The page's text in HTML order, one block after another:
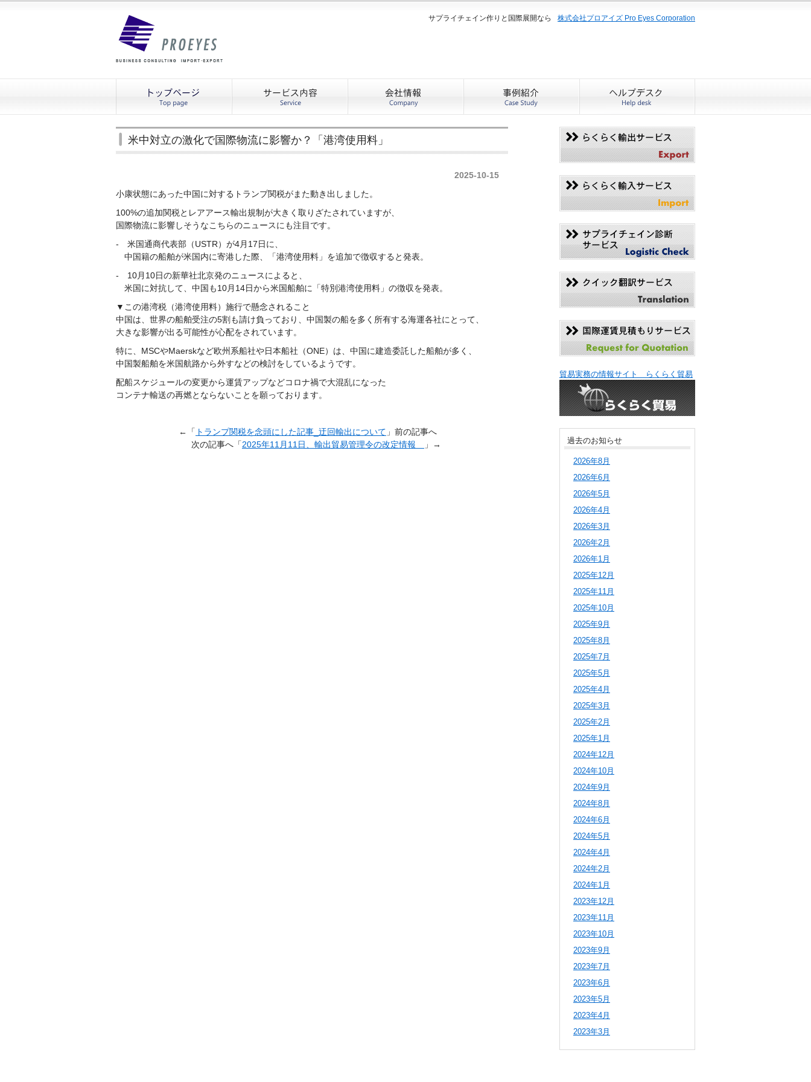
サプライチェイン作りと国際展開なら 株式会社プロアイズ Pro Eyes Corporation
米中対立の激化で国際物流に影響か？「港湾使用料」
2025-10-15
小康状態にあった中国に対するトランプ関税がまた動き出しました。
100%の追加関税とレアアース輸出規制が大きく取りざたされていますが、
国際物流に影響しそうなこちらのニュースにも注目です。
- 米国通商代表部（USTR）が4月17日に、
中国籍の船舶が米国内に寄港した際、「港湾使用料」を追加で徴収すると発表。
- 10月10日の新華社北京発のニュースによると、
米国に対抗して、中国も10月14日から米国船舶に「特別港湾使用料」の徴収を発表。
▼この港湾税（港湾使用料）施行で懸念されること
中国は、世界の船舶受注の5割も請け負っており、中国製の船を多く所有する海運各社にとって、
大きな影響が出る可能性が心配をされています。
特に、MSCやMaerskなど欧州系船社や日本船社（ONE）は、中国に建造委託した船舶が多く、
中国製船舶を米国航路から外すなどの検討をしているようです。
配船スケジュールの変更から運賃アップなどコロナ禍で大混乱になった
コンテナ輸送の再燃とならないことを願っております。
←「 トランプ関税を念頭にした記事_迂回輸出について 」前の記事へ
次の記事へ「2025年11月11日、輸出貿易管理令の改定情報 」→
貿易実務の情報サイト らくらく貿易
過去のお知らせ
2026年8月
2026年6月
2026年5月
2026年4月
2026年3月
2026年2月
2026年1月
2025年12月
2025年11月
2025年10月
2025年9月
2025年8月
2025年7月
2025年5月
2025年4月
2025年3月
2025年2月
2025年1月
2024年12月
2024年10月
2024年9月
2024年8月
2024年6月
2024年5月
2024年4月
2024年2月
2024年1月
2023年12月
2023年11月
2023年10月
2023年9月
2023年7月
2023年6月
2023年5月
2023年4月
2023年3月